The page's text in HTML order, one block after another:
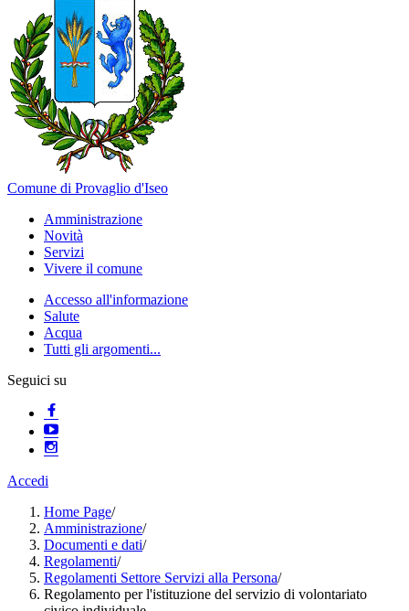
Comune di Provaglio d'Iseo
Amministrazione
Novità
Servizi
Vivere il comune
Accesso all'informazione
Salute
Acqua
Tutti gli argomenti...
Seguici su
Accedi
Home Page/
Amministrazione/
Documenti e dati/
Regolamenti/
Regolamenti Settore Servizi alla Persona/
Regolamento per l'istituzione del servizio di volontariato